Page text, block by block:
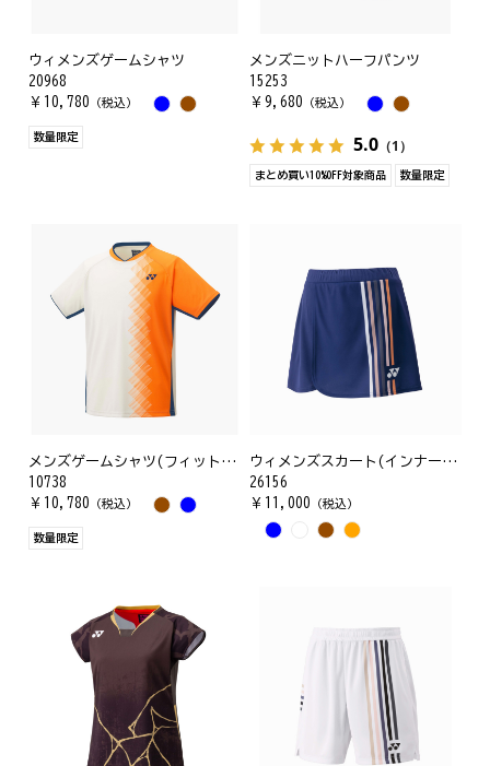
ウィメンズゲームシャツ
20968
￥ 10,780 （税込）
数量限定
メンズニットハーフパンツ
15253
￥ 9,680 （税込）
5.0（1）
まとめ買い10%OFF対象商品 数量限定
メンズゲームシャツ(フィットスタイル)
10738
￥ 10,780 （税込）
数量限定
ウィメンズスカート(インナースパッツ付)
26156
￥ 11,000 （税込）